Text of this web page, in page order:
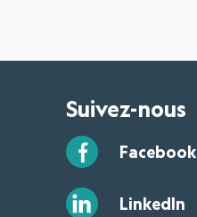
Suivez-nous
Facebook
LinkedIn